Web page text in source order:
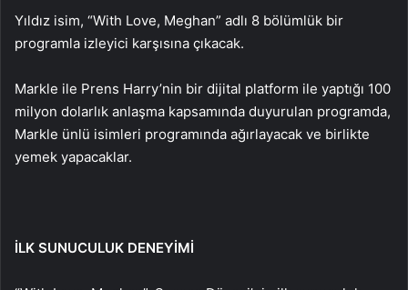
Yıldız isim, “With Love, Meghan” adlı 8 bölümlük bir
programla izleyici karşısına çıkacak.
Markle ile Prens Harry’nin bir dijital platform ile yaptığı 100
milyon dolarlık anlaşma kapsamında duyurulan programda,
Markle ünlü isimleri programında ağırlayacak ve birlikte
yemek yapacaklar.
İLK SUNUCULUK DENEYİMİ